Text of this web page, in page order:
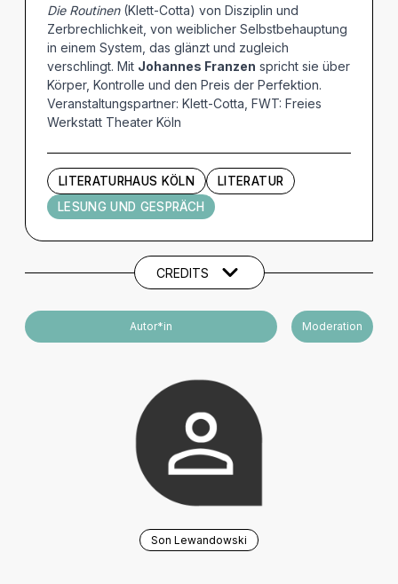
Die Routinen (Klett-Cotta) von Disziplin und
Zerbrechlichkeit, von weiblicher Selbstbehauptung
in einem System, das glänzt und zugleich
verschlingt. Mit Johannes Franzen spricht sie über
Körper, Kontrolle und den Preis der Perfektion.
Veranstaltungspartner: Klett-Cotta, FWT: Freies
Werkstatt Theater Köln
LITERATURHAUS KÖLN
LITERATUR
LESUNG UND GESPRÄCH
Künstler und Beteiligte
CREDITS
Autor*in Moderation
Son Lewandowski